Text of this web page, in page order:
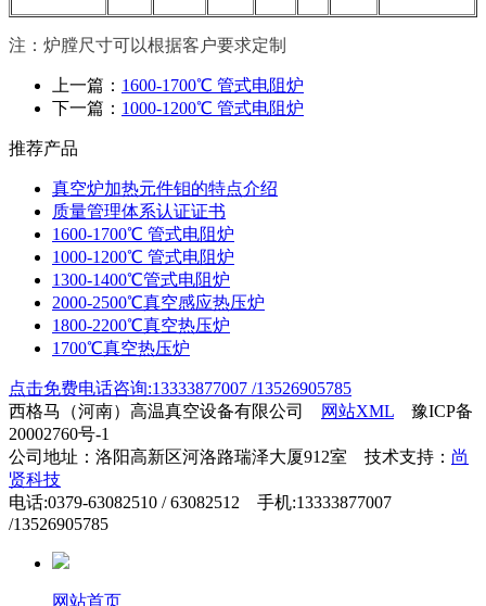
注：炉膛尺寸可以根据客户要求定制
上一篇： 1600-1700℃ 管式电阻炉
下一篇： 1000-1200℃ 管式电阻炉
推荐产品
真空炉加热元件钼的特点介绍
质量管理体系认证证书
1600-1700℃ 管式电阻炉
1000-1200℃ 管式电阻炉
1300-1400℃管式电阻炉
2000-2500℃真空感应热压炉
1800-2200℃真空热压炉
1700℃真空热压炉
点击免费电话咨询:13333877007 /13526905785
西格马（河南）高温真空设备有限公司
网站XML 豫ICP备
20002760号-1
公司地址：洛阳高新区河洛路瑞泽大厦912室 技术支持： 尚
贤科技
电话:0379-63082510 / 63082512 手机:13333877007
/13526905785
网站首页